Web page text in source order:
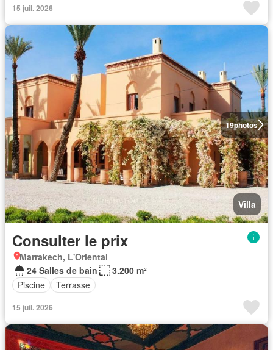
15 juil. 2026
19photos
Villa
Consulter le prix
Marrakech, L'Oriental
24 Salles de bain
3.200 m²
Piscine
Terrasse
15 juil. 2026